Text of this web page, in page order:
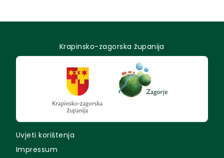
Krapinsko-zagorska županija
Uvjeti korištenja
Impressum